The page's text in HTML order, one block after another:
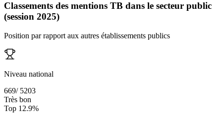
Classements des mentions TB dans le secteur public
(session 2025)
Position par rapport aux autres établissements publics
Niveau national
669/ 5203
Très bon
Top 12.9%